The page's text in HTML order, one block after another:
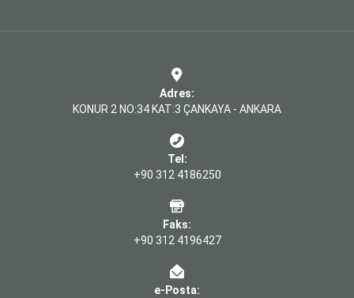
Adres:
KONUR 2 NO:34 KAT:3 ÇANKAYA - ANKARA
Tel:
+90 312 4186250
Faks:
+90 312 4196427
e-Posta: